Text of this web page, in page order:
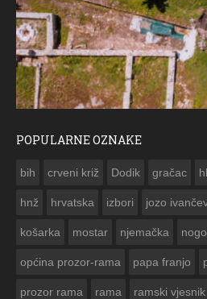
POPULARNE OZNAKE
bih crveni križ Dodik gračac
hnž hrvatska izbori jozo
košarka mostar njemačka
općina prozor-rama papa franjo
prozor rama rama ramski vjesnik